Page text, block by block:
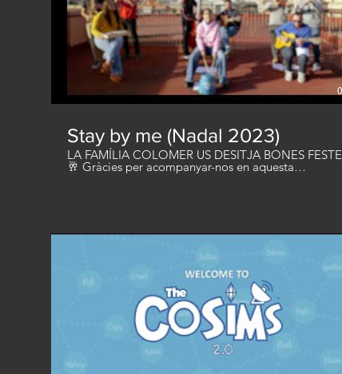
Stay by me (Nadal 2023)
LA FAMÍLIA COLOMER US DESITJA BONES
🥂 Gràcies per acompanyar-nos en aquesta
meravellosa aventura durant 12 anys. Sou tants els
https://youtu.be/m9gAjToHdjs
https://www.youtube.com/watch?v=KQCfYo-fxCs
https://youtu.be/7cyWmnkuCDY
https://www.youtube.com/watch?v=BHMmFB_R0-c
https://www.youtube.com/watch?v=Nx4kP33OQB0
https://www.youtube.com/watch?v=foPMyhAt3Gk 🎧
LISTEN ON SPOTIFY:
https://open.spotify.com/artist/
si=dQdFOI2dTYKVMkLe5aordw Agraïments: Albert
Javierre, Familia Jové, Magda Sagués, Marc Camps,
Núria Llanas. HAVANA LLUÇ, 2023 ©